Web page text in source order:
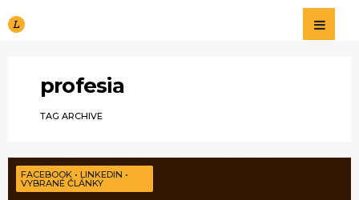
profesia
TAG ARCHIVE
FACEBOOK • LINKEDIN •
VYBRANÉ ČLÁNKY